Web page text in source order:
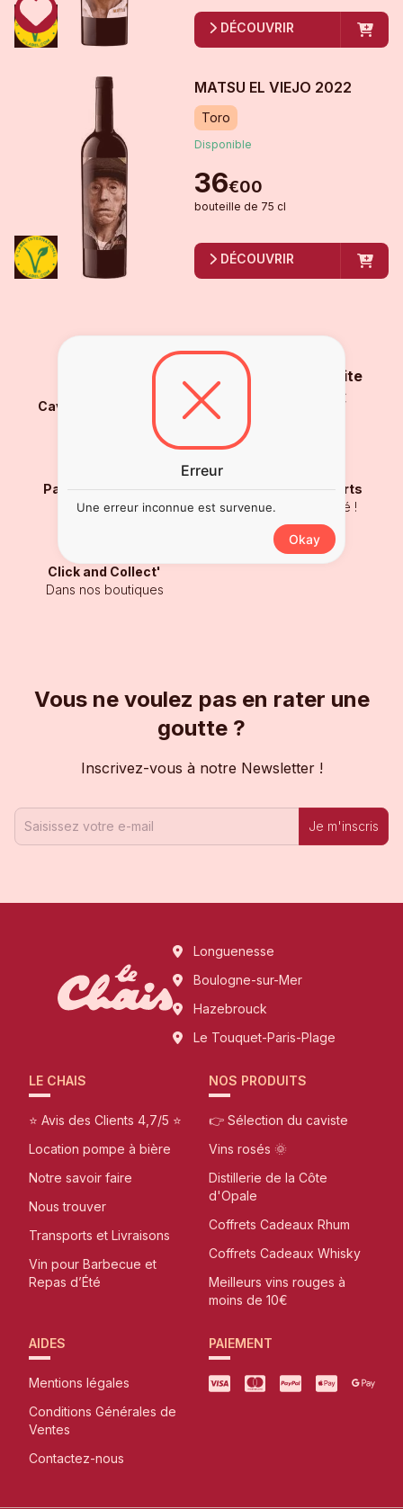
DÉCOUVRIR
MATSU EL VIEJO 2022
Toro
Disponible
36€00
bouteille de 75 cl
DÉCOUVRIR
Caviste de proximité
Livraison gratuite
À partir de 250€
Paiement sécurisé
Carte Bancaire
Sélection d'experts
Testé et approuvé !
Click and Collect'
Dans nos boutiques
Vous ne voulez pas en rater une
goutte ?
Inscrivez-vous à notre Newsletter !
Je m'inscris
Longuenesse
Boulogne-sur-Mer
Hazebrouck
Le Touquet-Paris-Plage
LE CHAIS
⭐ Avis des Clients 4,7/5 ⭐
Location pompe à bière
Notre savoir faire
Nous trouver
Transports et Livraisons
Vin pour Barbecue et
Repas d’Été
NOS PRODUITS
👉 Sélection du caviste
Vins rosés 🌞
Distillerie de la Côte
d'Opale
Coffrets Cadeaux Rhum
Coffrets Cadeaux Whisky
Meilleurs vins rouges à
moins de 10€
AIDES
Mentions légales
Conditions Générales de
Ventes
Contactez-nous
PAIEMENT
Erreur
Une erreur inconnue est survenue.
Okay